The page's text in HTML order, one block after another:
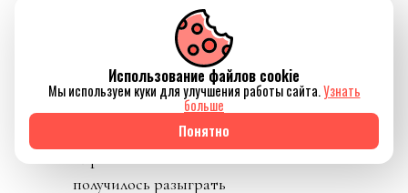
вбросили рассказы о
том, как Инфантино
буллили в детстве.
Публика восприняла как
должно. «Жаль тебя.
Теперь проваливай». У
получилось разыграть
Использование файлов cookie
Мы используем куки для улучшения работы сайта.Узнать
больше
Понятно